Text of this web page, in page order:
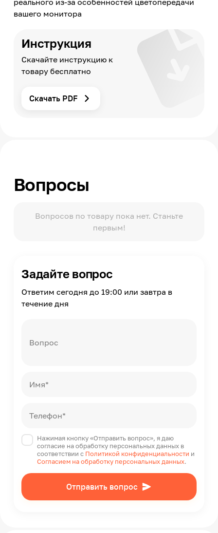
реального из-за особенностей цветопередачи
вашего монитора
Инструкция
Скачайте инструкцию к
товару бесплатно
Скачать PDF
Вопросы
Вопросов по товару пока нет. Станьте
первым!
Задайте вопрос
Ответим сегодня до 19:00 или завтра в
течение дня
Вопрос
Имя*
Телефон*
Нажимая кнопку «Отправить вопрос», я даю
согласие на обработку персональных данных в
соответствии с Политикой конфиденциальности и
Согласием на обработку персональных данных.
Отправить вопрос